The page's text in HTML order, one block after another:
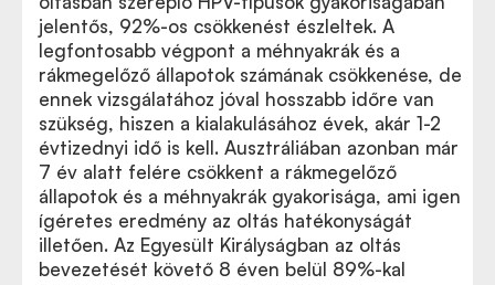
jelentős, 92%-os csökkenést észleltek. A
legfontosabb végpont a méhnyakrák és a
rákmegelőző állapotok számának csökkenése, de
ennek vizsgálatához jóval hosszabb időre van
szükség, hiszen a kialakulásához évek, akár 1-2
évtizednyi idő is kell. Ausztráliában azonban már
7 év alatt felére csökkent a rákmegelőző
állapotok és a méhnyakrák gyakorisága, ami igen
ígéretes eredmény az oltás hatékonyságát
illetően. Az Egyesült Királyságban az oltás
bevezetését követő 8 éven belül 89%-kal